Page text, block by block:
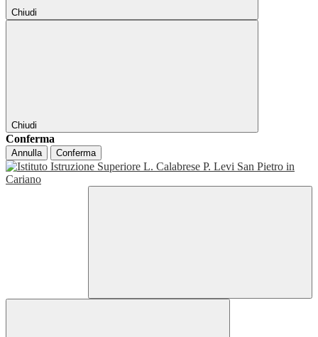
Chiudi
Chiudi
Conferma
Annulla Conferma